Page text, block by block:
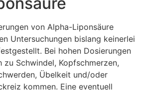
von Alpha-Liponsäure
Untersuchungen bislang keinerlei
Bei hohen Dosierungen
zu Schwindel, Kopfschmerzen,
Übelkeit und/oder
kommen. Eine eventuell